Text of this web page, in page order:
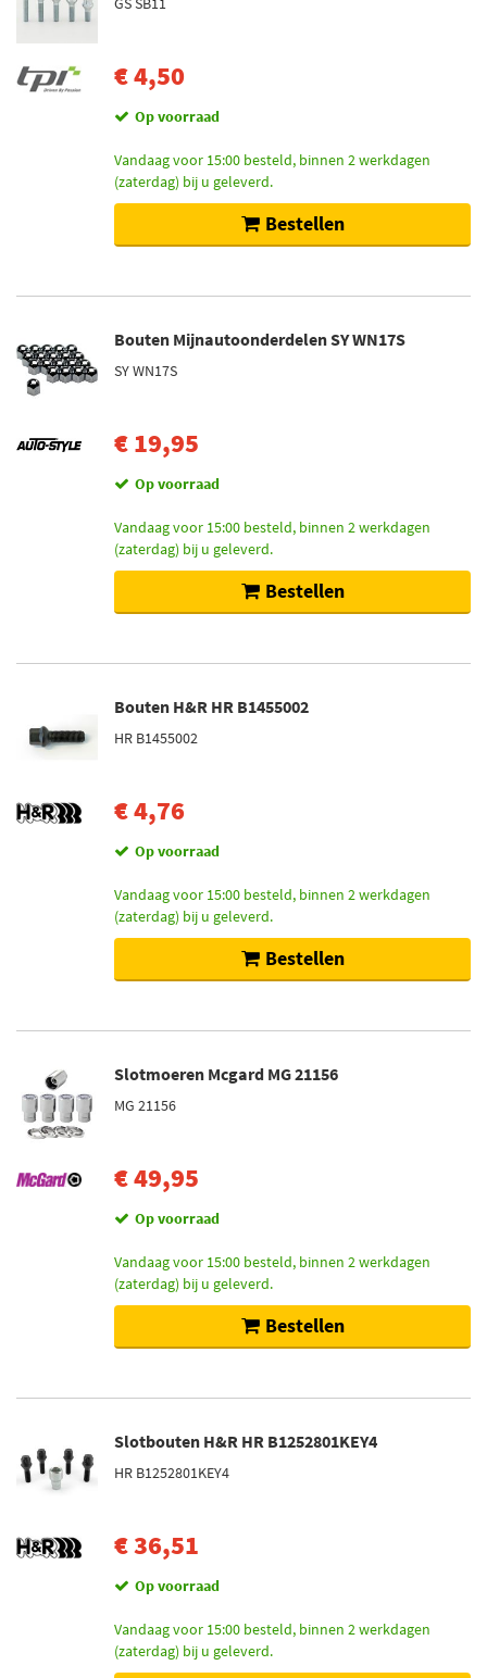
€ 4,50
Op voorraad
Vandaag voor 15:00 besteld, binnen 2 werkdagen
(zaterdag) bij u geleverd.
Bestellen
Bouten Mijnautoonderdelen SY WN17S
SY WN17S
€ 19,95
Op voorraad
Vandaag voor 15:00 besteld, binnen 2 werkdagen
(zaterdag) bij u geleverd.
Bestellen
Bouten H&R HR B1455002
HR B1455002
€ 4,76
Op voorraad
Vandaag voor 15:00 besteld, binnen 2 werkdagen
(zaterdag) bij u geleverd.
Bestellen
Slotmoeren Mcgard MG 21156
MG 21156
€ 49,95
Op voorraad
Vandaag voor 15:00 besteld, binnen 2 werkdagen
(zaterdag) bij u geleverd.
Bestellen
Slotbouten H&R HR B1252801KEY4
HR B1252801KEY4
€ 36,51
Op voorraad
Vandaag voor 15:00 besteld, binnen 2 werkdagen
(zaterdag) bij u geleverd.